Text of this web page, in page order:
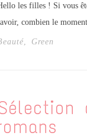
les filles ! Si vous
combien le
Green